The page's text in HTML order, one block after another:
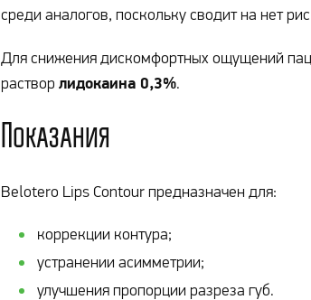
среди аналогов, поскольку сводит на нет
Для снижения дискомфортных ощущений
раствор лидокаина 0,3%.
Показания
Belotero Lips Contour предназначен для:
коррекции контура;
устранении асимметрии;
улучшения пропорции разреза губ.